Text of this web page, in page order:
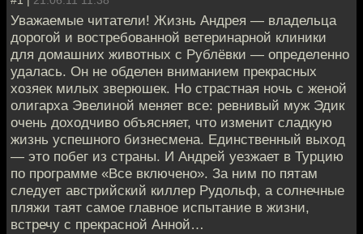
Уважаемые читатели! Жизнь Андрея — владельца
дорогой и востребованной ветеринарной клиники
для домашних животных с Рублёвки — определенно
удалась. Он не обделен вниманием прекрасных
хозяек милых зверюшек. Но страстная ночь с женой
олигарха Эвелиной меняет все: ревнивый муж Эдик
очень доходчиво объясняет, что изменит сладкую
жизнь успешного бизнесмена. Единственный выход
— это побег из страны. И Андрей уезжает в Турцию
по программе «Все включено». За ним по пятам
следует австрийский киллер Рудольф, а солнечные
пляжи таят самое главное испытание в жизни,
встречу с прекрасной Анной…